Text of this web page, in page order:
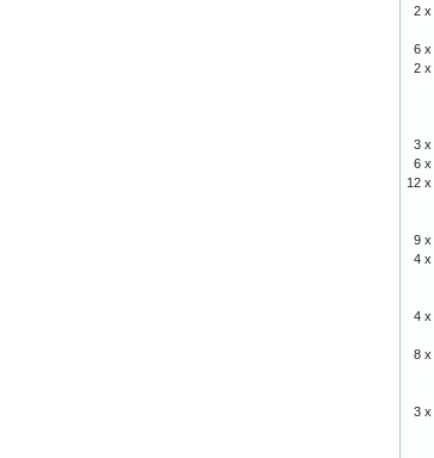
2 x
6 x
2 x
3 x
6 x
12 x
9 x
4 x
4 x
8 x
3 x